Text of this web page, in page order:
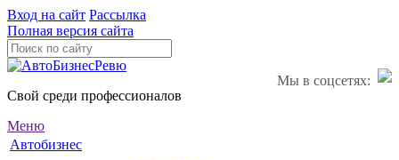
Вход на сайт Рассылка
Полная версия сайта
Мы в соцсетях:
Свой среди профессионалов
Меню
Автобизнес